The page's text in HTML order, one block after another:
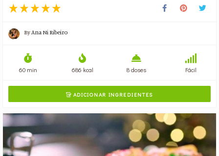
ByAna Ni Ribeiro
60 min 686 kcal 8 doses Fácil
ADICIONAR INGREDIENTES